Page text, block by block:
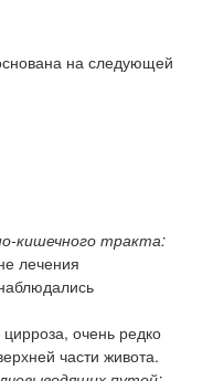
на следующей
кишечного тракта:
лечения
очень редко
части живота.